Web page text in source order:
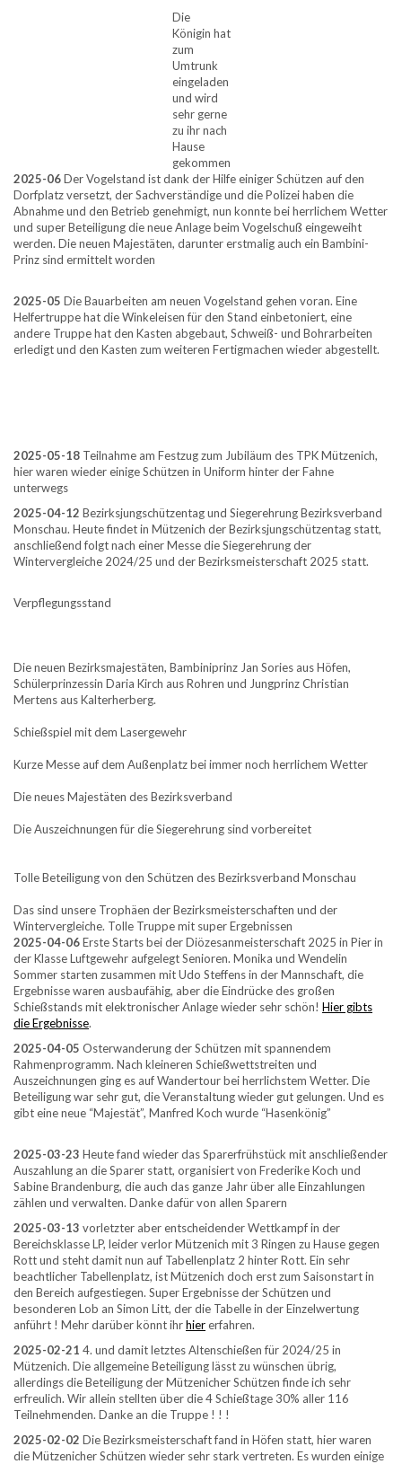
Die
Königin hat
zum
Umtrunk
eingeladen
und wird
sehr gerne
zu ihr nach
Hause
gekommen
2025-06Der Vogelstand ist dank der Hilfe einiger Schützen auf den
Dorfplatz versetzt, der Sachverständige und die Polizei haben die
Abnahme und den Betrieb genehmigt, nun konnte bei herrlichem Wetter
und super Beteiligung die neue Anlage beim Vogelschuß eingeweiht
werden. Die neuen Majestäten, darunter erstmalig auch ein Bambini-
Prinz sind ermittelt worden
2025-05 Die Bauarbeiten am neuen Vogelstand gehen voran. Eine
Helfertruppe hat die Winkeleisen für den Stand einbetoniert, eine
andere Truppe hat den Kasten abgebaut, Schweiß- und Bohrarbeiten
erledigt und den Kasten zum weiteren Fertigmachen wieder abgestellt.
2025-05-18 Teilnahme am Festzug zum Jubiläum des TPK Mützenich,
hier waren wieder einige Schützen in Uniform hinter der Fahne
unterwegs
2025-04-12 Bezirksjungschützentag und Siegerehrung Bezirksverband
Monschau. Heute findet in Mützenich der Bezirksjungschützentag statt,
anschließend folgt nach einer Messe die Siegerehrung der
Wintervergleiche 2024/25 und der Bezirksmeisterschaft 2025 statt.
Verpflegungsstand
Die neuen Bezirksmajestäten, Bambiniprinz Jan Sories aus Höfen,
Schülerprinzessin Daria Kirch aus Rohren und Jungprinz Christian
Mertens aus Kalterherberg.
Schießspiel mit dem Lasergewehr
Kurze Messe auf dem Außenplatz bei immer noch herrlichem Wetter
Die neues Majestäten des Bezirksverband
Die Auszeichnungen für die Siegerehrung sind vorbereitet
Tolle Beteiligung von den Schützen des Bezirksverband Monschau
Das sind unsere Trophäen der Bezirksmeisterschaften und der
Wintervergleiche. Tolle Truppe mit super Ergebnissen
2025-04-06Erste Starts bei der Diözesanmeisterschaft 2025 in Pier in
der Klasse Luftgewehr aufgelegt Senioren. Monika und Wendelin
Sommer starten zusammen mit Udo Steffens in der Mannschaft, die
Ergebnisse waren ausbaufähig, aber die Eindrücke des großen
Schießstands mit elektronischer Anlage wieder sehr schön! Hier gibts
die Ergebnisse.
2025-04-05 Osterwanderung der Schützen mit spannendem
Rahmenprogramm. Nach kleineren Schießwettstreiten und
Auszeichnungen ging es auf Wandertour bei herrlichstem Wetter. Die
Beteiligung war sehr gut, die Veranstaltung wieder gut gelungen. Und es
gibt eine neue “Majestät”, Manfred Koch wurde “Hasenkönig”
2025-03-23 Heute fand wieder das Sparerfrühstück mit anschließender
Auszahlung an die Sparer statt, organisiert von Frederike Koch und
Sabine Brandenburg, die auch das ganze Jahr über alle Einzahlungen
zählen und verwalten. Danke dafür von allen Sparern
2025-03-13 vorletzter aber entscheidender Wettkampf in der
Bereichsklasse LP, leider verlor Mützenich mit 3 Ringen zu Hause gegen
Rott und steht damit nun auf Tabellenplatz 2 hinter Rott. Ein sehr
beachtlicher Tabellenplatz, ist Mützenich doch erst zum Saisonstart in
den Bereich aufgestiegen. Super Ergebnisse der Schützen und
besonderen Lob an Simon Litt, der die Tabelle in der Einzelwertung
anführt ! Mehr darüber könnt ihrhiererfahren.
2025-02-21 4. und damit letztes Altenschießen für 2024/25 in
Mützenich. Die allgemeine Beteiligung lässt zu wünschen übrig,
allerdings die Beteiligung der Mützenicher Schützen finde ich sehr
erfreulich. Wir allein stellten über die 4 Schießtage 30% aller 116
Teilnehmenden. Danke an die Truppe ! ! !
2025-02-02 Die Bezirksmeisterschaft fand in Höfen statt, hier waren
die Mützenicher Schützen wieder sehr stark vertreten. Es wurden einige